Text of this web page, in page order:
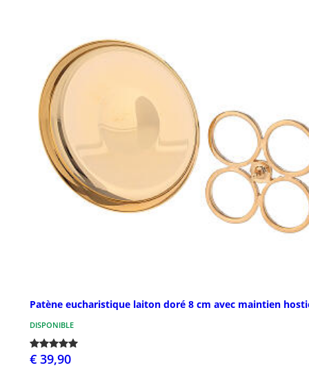
Patène eucharistique laiton doré 8 cm avec maintien
DISPONIBLE
€ 39,90